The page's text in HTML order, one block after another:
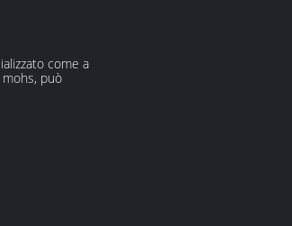
come a
può